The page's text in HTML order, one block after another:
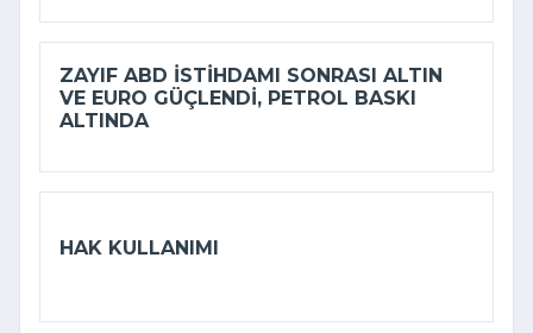
ZAYIF ABD ISTIHDAMI SONRASI ALTIN
VE EURO GÜÇLENDI, PETROL BASKI
ALTINDA
HAK KULLANIMI